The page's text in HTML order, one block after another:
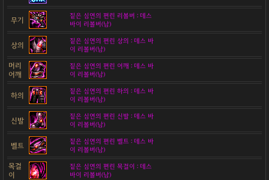
무기
짙은 심연의 편린 리볼버 : 데스
바이 리볼버(남)
상의
짙은 심연의 편린 상의 : 데스 바
이 리볼버(남)
머리
어깨
짙은 심연의 편린 어깨 : 데스 바
이 리볼버(남)
하의
짙은 심연의 편린 하의 : 데스 바
이 리볼버(남)
신발
짙은 심연의 편린 신발 : 데스 바
이 리볼버(남)
벨트
짙은 심연의 편린 벨트 : 데스 바
이 리볼버(남)
목걸
이
짙은 심연의 편린 목걸이 : 데스
바이 리볼버(남)